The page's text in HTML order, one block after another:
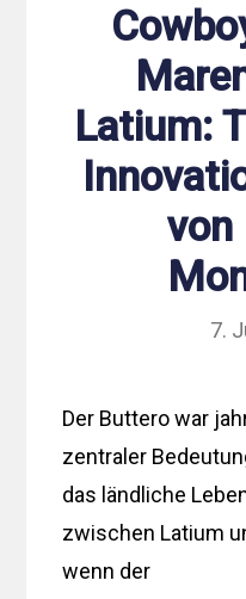
Latium:
von
7.
Der Buttero war
zentraler
das ländliche
zwischen Latium
wenn der